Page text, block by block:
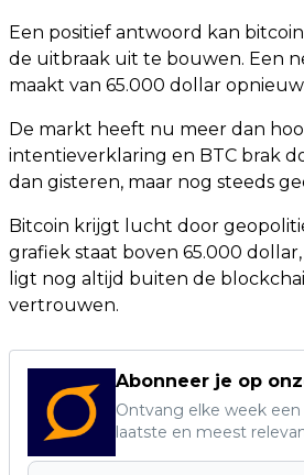
Een positief antwoord kan
de uitbraak uit te bouwen. Een
maakt van 65.000 dollar
De markt heeft nu meer dan
intentieverklaring en BTC brak
dan gisteren, maar nog steeds
Bitcoin krijgt lucht door
grafiek staat boven 65.000
ligt nog altijd buiten de
vertrouwen.
Abonneer je op
Ontvang elke week
laatste en meest